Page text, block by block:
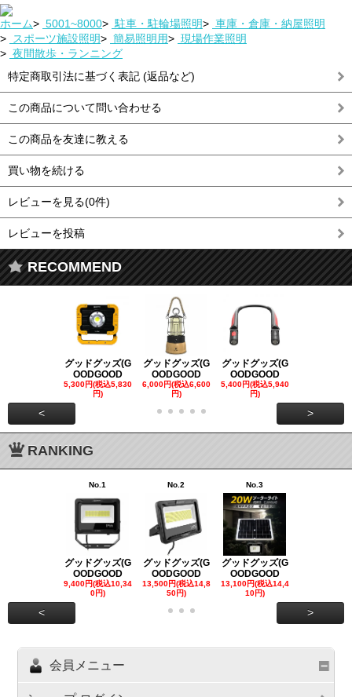
ホーム> 5001~8000> 駐車・駐輪場照明> 車庫・倉庫・納屋照明
>
スポーツ施設照明> 簡易照明用> 現場作業照明
> 夜間散歩・ランニング
特定商取引法に基づく表記 (返品など)
この商品について問い合わせる
この商品を友達に教える
買い物を続ける
レビューを見る(0件)
レビューを投稿
RECOMMEND
グッドグッズ(G
OODGOOD
5,300円(税込5,830
円)
グッドグッズ(G
OODGOOD
6,000円(税込6,600
円)
グッドグッズ(G
OODGOOD
5,400円(税込5,940
円)
< >
RANKING
No.1
グッドグッズ(G
OODGOOD
9,400円(税込10,34
0円)
No.2
グッドグッズ(G
OODGOOD
13,500円(税込14,8
50円)
No.3
グッドグッズ(G
OODGOOD
13,100円(税込14,4
10円)
< >
会員メニュー